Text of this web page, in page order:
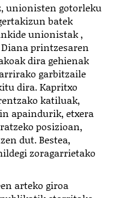
unionisten gotorleku
batek
unionistak ,
printzesaren
dira gehienak
garbitzaile
dira. Kapritxo
katiluak,
apaindurik, etxera
posizioan,
dut. Bestea,
zoragarrietako
arteko giroa